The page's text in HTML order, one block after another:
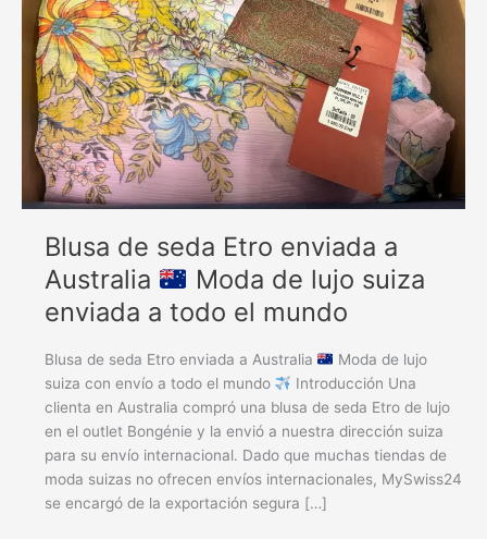
Blusa de seda Etro enviada a
Australia
Moda de lujo suiza
enviada a todo el mundo
Blusa de seda Etro enviada a Australia
Moda de lujo
suiza con envío a todo el mundo
Introducción Una
clienta en Australia compró una blusa de seda Etro de lujo
en el outlet Bongénie y la envió a nuestra dirección suiza
para su envío internacional. Dado que muchas tiendas de
moda suizas no ofrecen envíos internacionales, MySwiss24
se encargó de la exportación segura […]
enviada
a
Australia
Moda
de
lujo
suiza
con
a
todo
el
mundo